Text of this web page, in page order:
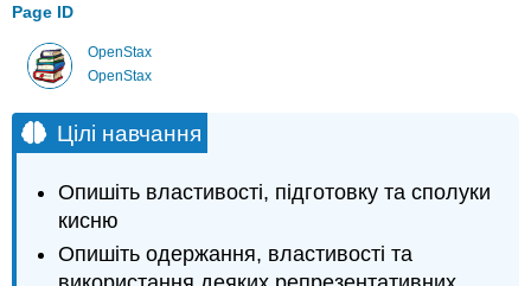
Page ID
OpenStax
OpenStax
Цілі навчання
Опишіть властивості, підготовку та сполуки
кисню
Опишіть одержання, властивості та